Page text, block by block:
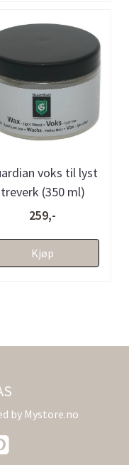
voks til lyst
treverk (350 ml)
259,-
Kjøp
by Mystore.no